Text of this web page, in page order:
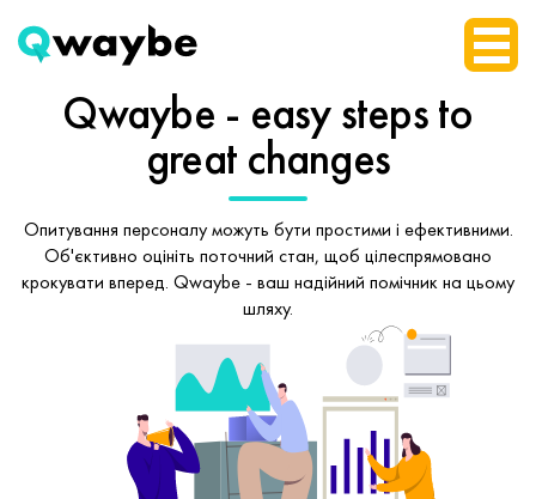
Qwaybe - easy stepsto
great changes
Опитування персоналу можуть бути простими і ефективними.
Об'єктивно оцініть поточний стан, щоб цілеспрямовано
крокувати вперед. Qwaybe - ваш надійний помічник на цьому
шляху.